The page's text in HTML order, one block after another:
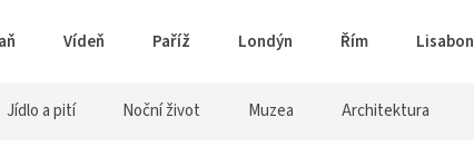
Vídeň Paříž Londýn Řím Lisabon
Jídlo a pití Noční život Muzea Architektura